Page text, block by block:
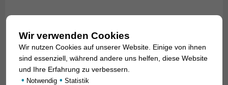
Die erste Variante hat einen blaugrünen Körper und einen
Leopard“, Code 442653.
Die zweite Variante ist ein Wagtail-Platy – also alle Flossen
Wir verwenden Cookies
Wir nutzen Cookies auf unserer Website. Einige von ihnen
sind essenziell, während andere uns helfen, diese Website
und Ihre Erfahrung zu verbessern.
• Notwendig • Statistik